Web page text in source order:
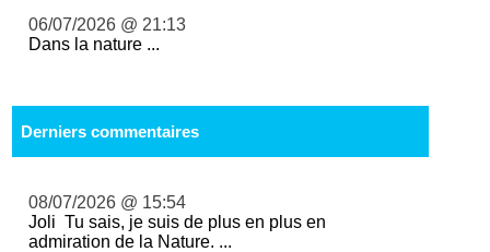
06/07/2026 @ 21:13
Dans la nature ...
Derniers commentaires
08/07/2026 @ 15:54
Joli Tu sais, je suis de plus en plus en
admiration de la Nature. ...